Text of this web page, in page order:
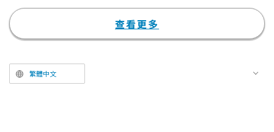
哈哈哈」大笑的場景。當他興高采
烈地要求ZONZON「再來一次、
邊顫抖著身體擺出姿勢一邊說：
「好喔。不見了不見了……、香蕉
查看更多
繁體中文